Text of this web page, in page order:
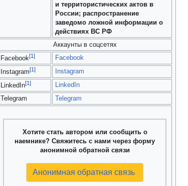
и территористических актов в
России; распространение
заведомо ложной информации о
действиях ВС РФ
Аккаунты в соцсетях
Facebook[1] Facebook
Instagram[1] Instagram
LinkedIn[1]
LinkedIn
Telegram
Telegram
Хотите стать автором или сообщить о
наемнике? Свяжитесь с нами через форму
анонимной обратной связи
Анонимная обратная связь